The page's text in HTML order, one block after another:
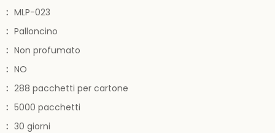
: MLP-023
: Palloncino
: Non profumato
: NO
: 288 pacchetti per cartone
: 5000 pacchetti
: 30 giorni